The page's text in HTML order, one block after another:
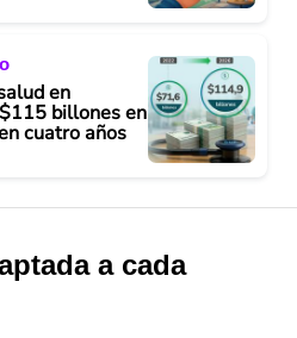
en
billones en
cuatro años
a cada